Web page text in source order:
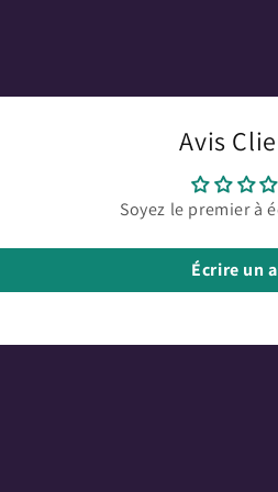
Avis
Soyez le premier à
Écrire un